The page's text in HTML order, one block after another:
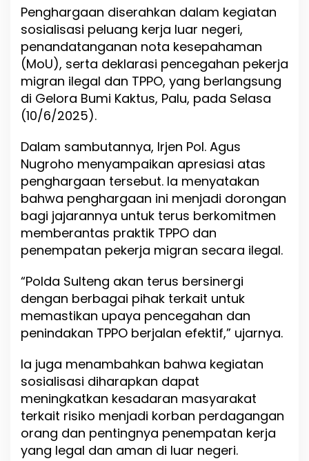
t
e
n
g
D
g
a
P
e
n
g
h
a
g
a
n
l
e
M
n
t
e
i
P
Penghargaan diserahkan dalam kegiatan
sosialisasi peluang kerja luar negeri,
penandatanganan nota kesepahaman
(MoU), serta deklarasi pencegahan pekerja
migran ilegal dan TPPO, yang berlangsung
di Gelora Bumi Kaktus, Palu, pada Selasa
(10/6/2025).
Dalam sambutannya, Irjen Pol. Agus
Nugroho menyampaikan apresiasi atas
penghargaan tersebut. Ia menyatakan
bahwa penghargaan ini menjadi dorongan
bagi jajarannya untuk terus berkomitmen
memberantas praktik TPPO dan
penempatan pekerja migran secara ilegal.
“Polda Sulteng akan terus bersinergi
dengan berbagai pihak terkait untuk
memastikan upaya pencegahan dan
penindakan TPPO berjalan efektif,” ujarnya.
Ia juga menambahkan bahwa kegiatan
sosialisasi diharapkan dapat
meningkatkan kesadaran masyarakat
terkait risiko menjadi korban perdagangan
orang dan pentingnya penempatan kerja
yang legal dan aman di luar negeri.